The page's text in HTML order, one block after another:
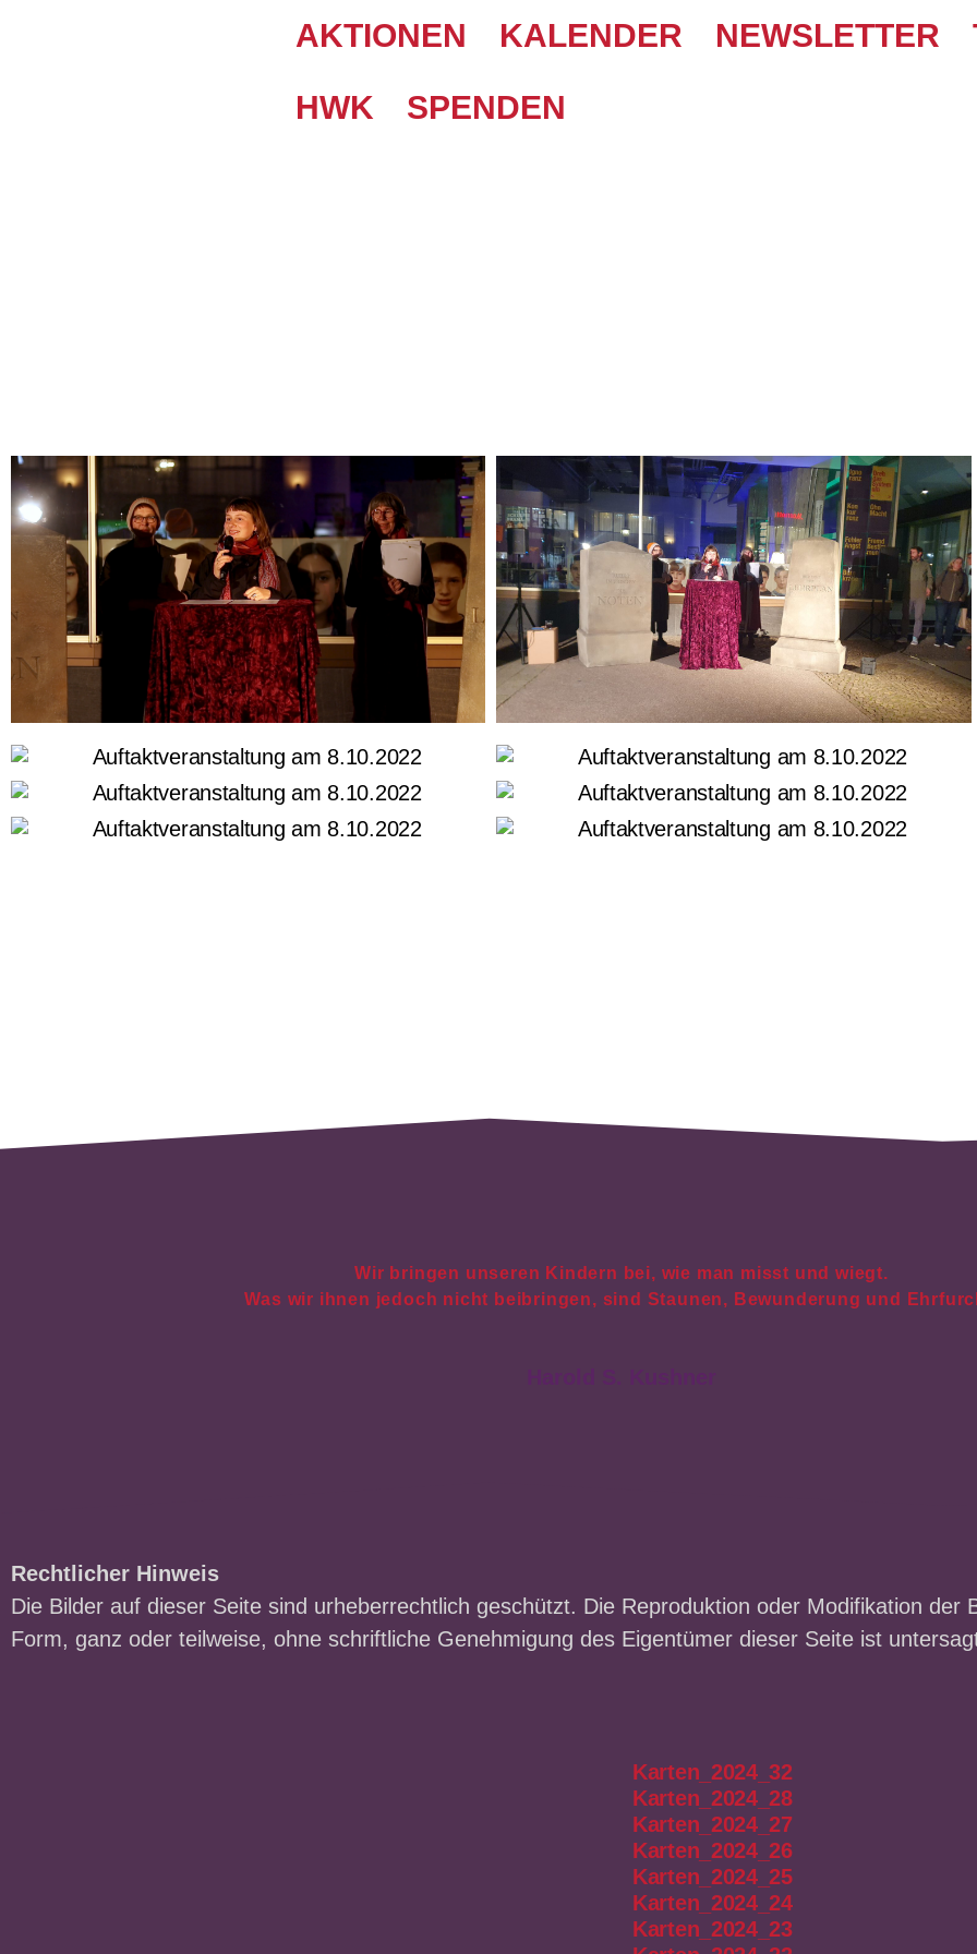
AKTIONEN KALENDER NEWSLETTER
HWK
SPENDEN
Wir bringen unseren Kindern bei, wie man misst und wiegt.
Was wir ihnen jedoch nicht beibringen, sind Staunen, Bewunderung und
Rechtlicher Hinweis
Die Bilder auf dieser Seite sind urheberrechtlich geschützt. Die Reproduktion oder Modifikation der
Form, ganz oder teilweise, ohne schriftliche Genehmigung des Eigentümer dieser Seite ist